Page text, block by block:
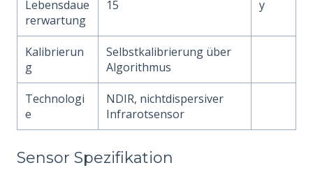
Lebensdaue
rerwartung
15 y
Kalibrierun
g
Selbstkalibrierung über
Algorithmus
Technologi
e
NDIR, nichtdispersiver
Infrarotsensor
Sensor Spezifikation